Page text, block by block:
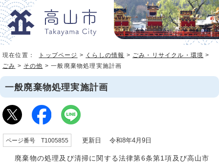
現在位置： トップページ > くらしの情報 > ごみ・リサイクル・環境 >
ごみ > その他 > 一般廃棄物処理実施計画
一般廃棄物処理実施計画
ページ番号 T1005855 更新日 令和8年4月9日
廃棄物の処理及び清掃に関する法律第6条第1項及び高山市